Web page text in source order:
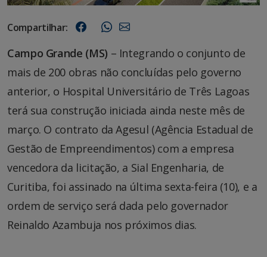
Compartilhar:
Campo Grande (MS) – Integrando o conjunto de
mais de 200 obras não concluídas pelo governo
anterior, o Hospital Universitário de Três Lagoas
terá sua construção iniciada ainda neste mês de
março. O contrato da Agesul (Agência Estadual de
Gestão de Empreendimentos) com a empresa
vencedora da licitação, a Sial Engenharia, de
Curitiba, foi assinado na última sexta-feira (10), e a
ordem de serviço será dada pelo governador
Reinaldo Azambuja nos próximos dias.